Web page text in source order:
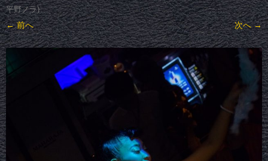
平野ノラ)
← 前へ 次へ →